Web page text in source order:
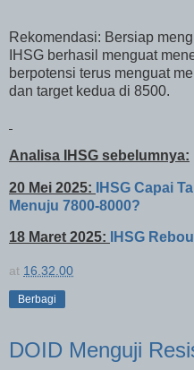
Rekomendasi: Bersiap
IHSG berhasil menguat
berpotensi terus menguat
dan target kedua di 8500.
Analisa IHSG sebelumnya:
20 Mei 2025:
IHSG Capai
Menuju 7800-8000?
18 Maret 2025: IHSG
at 16.32.00
Berbagi
DOID Menguji